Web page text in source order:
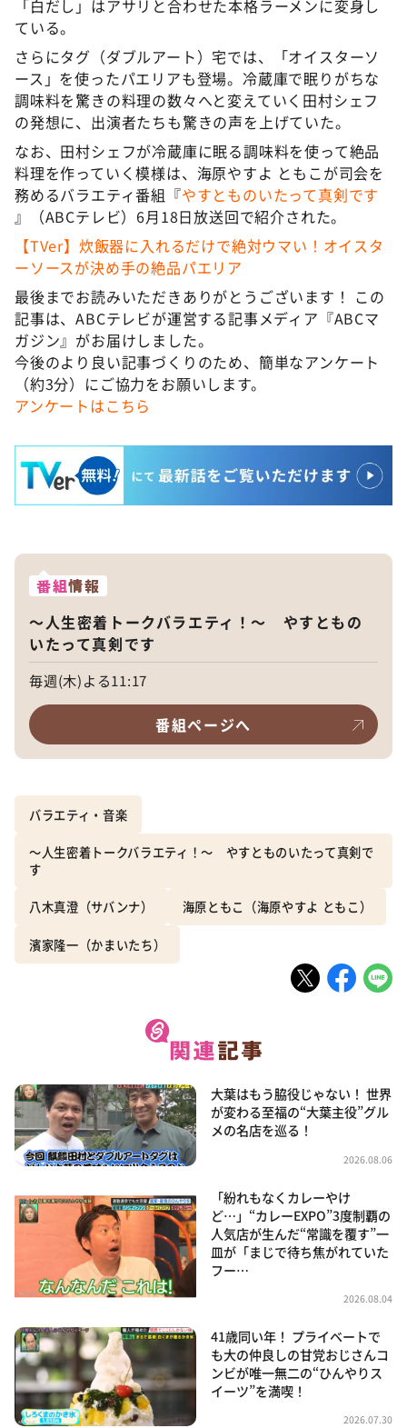
「白だし」はアサリと合わせた本格ラーメンに変身し
ている。
さらにタグ（ダブルアート）宅では、「オイスターソ
ース」を使ったパエリアも登場。冷蔵庫で眠りがちな
調味料を驚きの料理の数々へと変えていく田村シェフ
の発想に、出演者たちも驚きの声を上げていた。
なお、田村シェフが冷蔵庫に眠る調味料を使って絶品
料理を作っていく模様は、海原やすよ ともこが司会を
務めるバラエティ番組『やすとものいたって真剣です
』（ABCテレビ）6月18日放送回で紹介された。
【TVer】炊飯器に入れるだけで絶対ウマい！オイスタ
ーソースが決め手の絶品パエリア
最後までお読みいただきありがとうございます！ この
記事は、ABCテレビが運営する記事メディア『ABCマ
ガジン』がお届けしました。
今後のより良い記事づくりのため、簡単なアンケート
（約3分）にご協力をお願いします。
アンケートはこちら
番組情報
～人生密着トークバラエティ！～ やすともの
いたって真剣です
毎週(木)よる11:17
番組ページへ
バラエティ・音楽
～人生密着トークバラエティ！～ やすとものいたって真剣で
す
八木真澄（サバンナ） 海原ともこ（海原やすよ ともこ）
濱家隆一（かまいたち）
大葉はもう脇役じゃない！ 世界
が変わる至福の“大葉主役”グル
メの名店を巡る！
2026.08.06
「紛れもなくカレーやけ
ど…」“カレーEXPO”3度制覇の
人気店が生んだ“常識を覆す”一
皿が「まじで待ち焦がれていた
フー…
2026.08.04
41歳同い年！ プライベートで
も大の仲良しの甘党おじさんコ
ンビが唯一無二の“ひんやりス
イーツ”を満喫！
2026.07.30